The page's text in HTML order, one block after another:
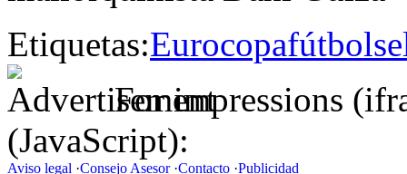
Etiquetas:Eurocopafútbol
For impressions
(JavaScript):
Aviso legal ·Consejo Asesor·Contacto ·Publicidad